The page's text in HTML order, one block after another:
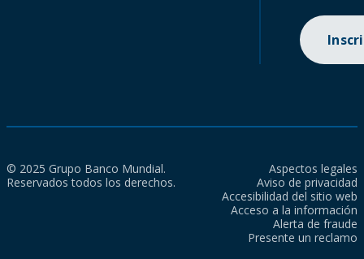
© 2025 Grupo Banco Mundial.
Reservados todos los derechos.
Aspectos legales
Aviso de privacidad
Accesibilidad del sitio web
Acceso a la información
Alerta de fraude
Presente un reclamo